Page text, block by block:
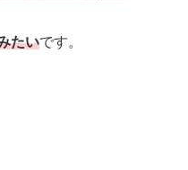
たいです。